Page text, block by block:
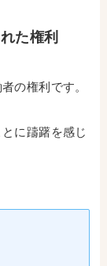
た権利
の権利です。
に躊躇を感じ